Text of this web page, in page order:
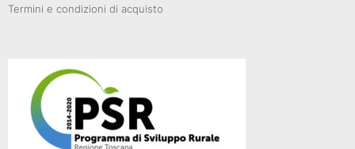
Termini e condizioni di acquisto